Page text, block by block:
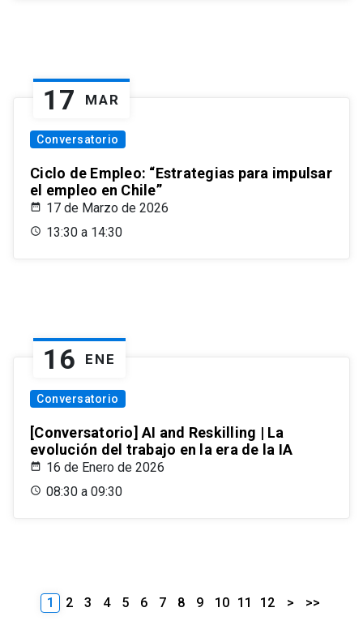
17 MAR
Conversatorio
Ciclo de Empleo: “Estrategias para impulsar
el empleo en Chile”
17 de Marzo de 2026
13:30 a 14:30
16 ENE
Conversatorio
[Conversatorio] AI and Reskilling | La
evolución del trabajo en la era de la IA
16 de Enero de 2026
08:30 a 09:30
1 2 3 4 5 6 7 8 9 10 11 12 > >>